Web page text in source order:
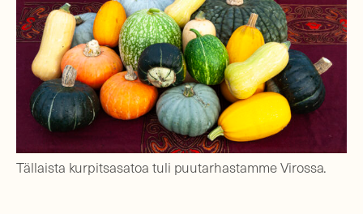
Tällaista kurpitsasatoa tuli puutarhastamme Virossa.